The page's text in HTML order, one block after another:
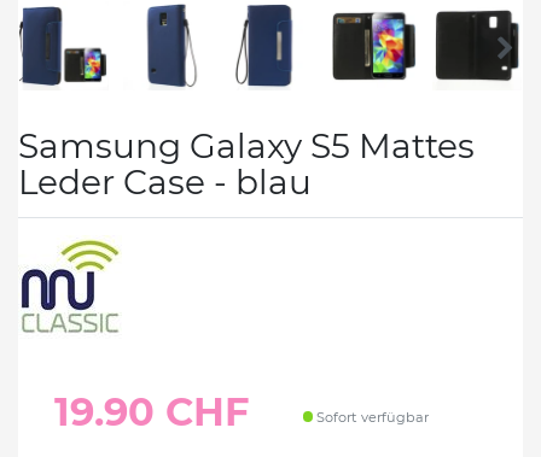
Samsung Galaxy S5 Mattes
Leder Case - blau
19.90 CHF Sofort verfügbar